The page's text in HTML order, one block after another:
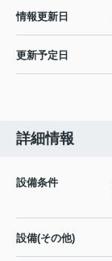
情報更新日
更新予定日
詳細情報
設備条件
設備(その他)